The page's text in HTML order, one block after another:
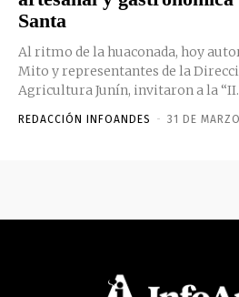
Santa
Al ritmo de la huaconada, hoy
Mito y representantes de la
Agricultura Junín, invitaron a la
REDACCIÓN INFOANDES - 31 DE